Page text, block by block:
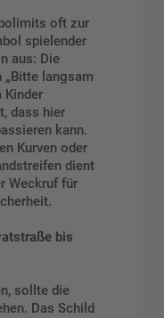
oft zur
spielender
aus: Die
„Bitte langsam
Kinder
dass hier
kann.
Kurven oder
dient
Weckruf für
bis
sollte die
Das Schild